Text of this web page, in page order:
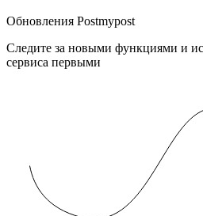
Обновления Postmypost
Следите за новыми функциями и
сервиса первыми